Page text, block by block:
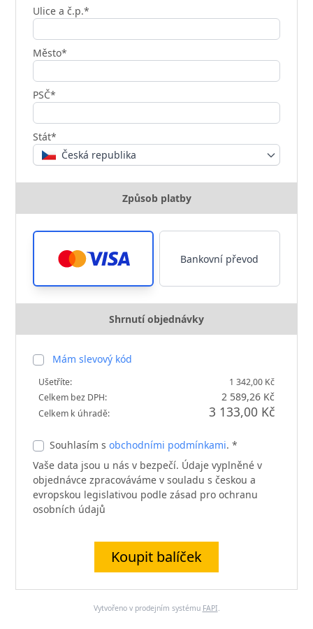
Ulice a č.p.*
Město*
PSČ*
Stát*
Česká republika
Způsob platby
Bankovní převod
Shrnutí objednávky
Mám slevový kód
Ušetříte:
1 342,00 Kč
Celkem bez DPH:
2 589,26 Kč
Celkem k úhradě: 3 133,00 Kč
Souhlasím sobchodními podmínkami. *
Vaše data jsou u nás v bezpečí. Údaje vyplněné v
objednávce zpracováváme v souladu s českou a
evropskou legislativou podle zásad pro ochranu
osobních údajů
Koupit balíček
Vytvořeno v prodejním systému FAPI.